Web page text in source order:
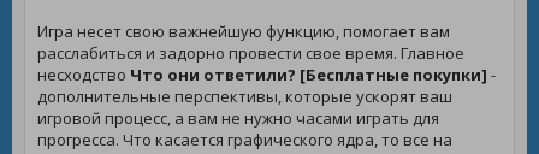
Игра несет свою важнейшую функцию, помогает вам
расслабиться и задорно провести свое время. Главное
несходство Что они ответили? [Бесплатные покупки] -
дополнительные перспективы, которые ускорят ваш
игровой процесс, а вам не нужно часами играть для
прогресса. Что касается графического ядра, то все на